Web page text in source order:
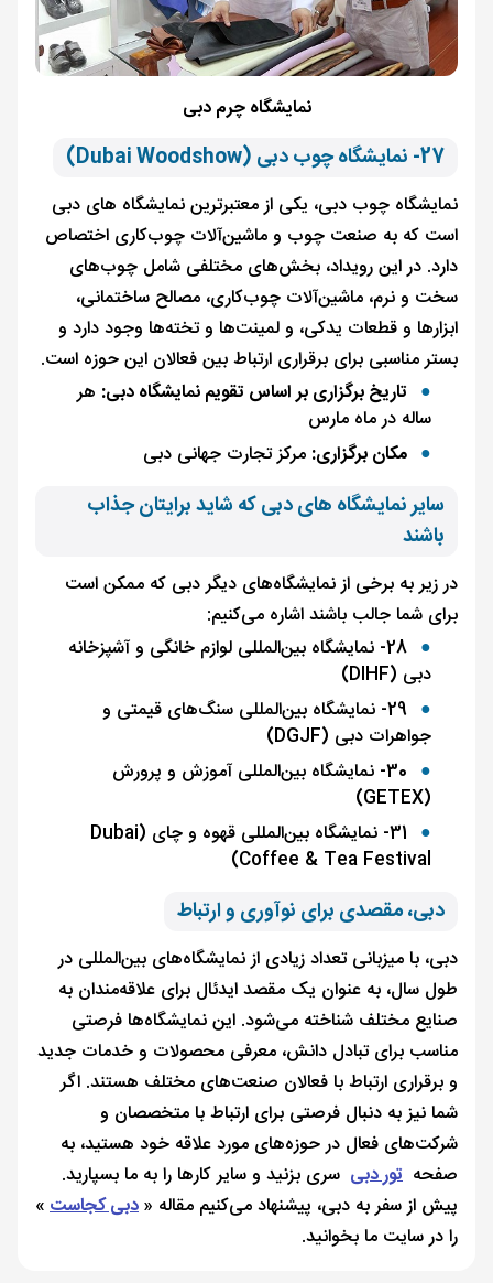
نمایشگاه چرم دبی
27- نمایشگاه چوب دبی (Dubai Woodshow)
نمایشگاه چوب دبی، یکی از معتبرترین نمایشگاه های دبی
است که به صنعت چوب و ماشین‌آلات چوب‌کاری اختصاص
دارد. در این رویداد، بخش‌های مختلفی شامل چوب‌های
سخت و نرم، ماشین‌آلات چوب‌کاری، مصالح ساختمانی،
ابزارها و قطعات یدکی، و لمینت‌ها و تخته‌ها وجود دارد و
بستر مناسبی برای برقراری ارتباط بین فعالان این حوزه است.
تاریخ برگزاری بر اساس تقویم نمایشگاه دبی: هر
ساله در ماه مارس
مکان برگزاری: مرکز تجارت جهانی دبی
سایر نمایشگاه های دبی که شاید برایتان جذاب
باشند
در زیر به برخی از نمایشگاه‌های دیگر دبی که ممکن است
برای شما جالب باشند اشاره می‌کنیم:
28- نمایشگاه بین‌المللی لوازم خانگی و آشپزخانه
دبی (DIHF)
29- نمایشگاه بین‌المللی سنگ‌های قیمتی و
جواهرات دبی (DGJF)
30- نمایشگاه بین‌المللی آموزش و پرورش
(GETEX)
31- نمایشگاه بین‌المللی قهوه و چای (Dubai
Coffee & Tea Festival)
دبی، مقصدی برای نوآوری و ارتباط
دبی، با میزبانی تعداد زیادی از نمایشگاه‌های بین‌المللی در
طول سال، به عنوان یک مقصد ایدئال برای علاقه‌مندان به
صنایع مختلف شناخته می‌شود. این نمایشگاه‌ها فرصتی
مناسب برای تبادل دانش، معرفی محصولات و خدمات جدید
و برقراری ارتباط با فعالان صنعت‌های مختلف هستند. اگر
شما نیز به دنبال فرصتی برای ارتباط با متخصصان و
شرکت‌های فعال در حوزه‌های مورد علاقه خود هستید، به
صفحه تور دبی سری بزنید و سایر کارها را به ما بسپارید.
پیش از سفر به دبی، پیشنهاد می‌کنیم مقاله‌ «دبی کجاست»
را در سایت ما بخوانید.